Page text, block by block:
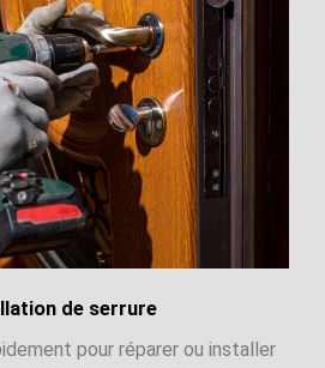
de serrure
pour réparer ou installer